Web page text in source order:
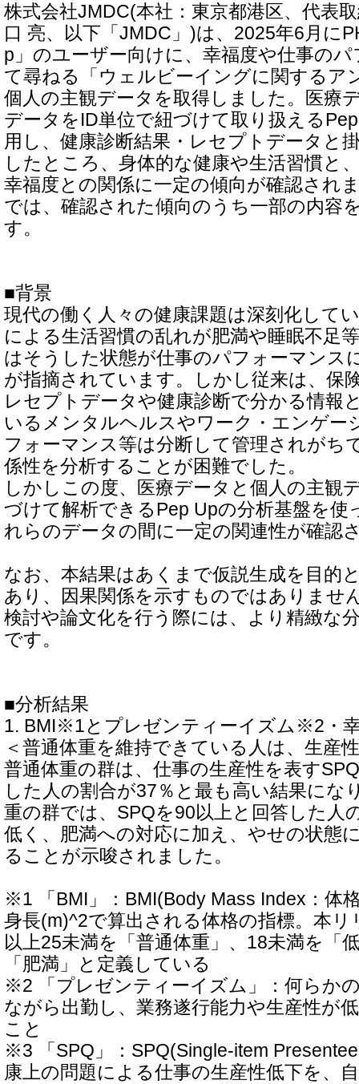
株式会社JMDC(本社：東京都港区、代表
口 亮、以下「JMDC」)は、2025年6月に
p」のユーザー向けに、幸福度や仕事の
て尋ねる「ウェルビーイングに関するア
個人の主観データを取得しました。医療
データをID単位で紐づけて取り扱える
用し、健康診断結果・レセプトデータと
したところ、身体的な健康や生活習慣と
幸福度との関係に一定の傾向が確認され
では、確認された傾向のうち一部の内容
す。
■背景
現代の働く人々の健康課題は深刻化して
による生活習慣の乱れが肥満や睡眠不足
はそうした状態が仕事のパフォーマンス
が指摘されています。しかし従来は、保
レセプトデータや健康診断で分かる情報
いるメンタルヘルスやワーク・エンゲー
フォーマンス等は分断して管理されがち
係性を分析することが困難でした。
しかしこの度、医療データと個人の主観
づけて解析できるPep Upの分析基盤を使
れらのデータの間に一定の関連性が確認
なお、本結果はあくまで仮説生成を目的
あり、因果関係を示すものではありませ
検討や論文化を行う際には、より精緻な
です。
■分析結果
1. BMI※1とプレゼンティーイズム※2・
＜普通体重を維持できている人は、生産
普通体重の群は、仕事の生産性を表す
した人の割合が37％と最も高い結果にな
重の群では、SPQを90以上と回答した人
低く、肥満への対応に加え、やせの状態
ることが示唆されました。
※1 「BMI」：BMI(Body Mass Index：体
身長(m)^2で算出される体格の指標。本リ
以上25未満を「普通体重」、18未満を「
「肥満」と定義している
※2 「プレゼンティーイズム」：何らか
ながら出勤し、業務遂行能力や生産性が
こと
※3 「SPQ」：SPQ(Single-item
康上の問題による仕事の生産性低下を、